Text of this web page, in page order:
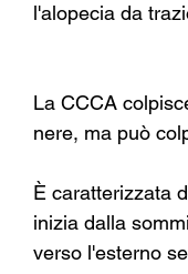
l'alopecia da
La CCCA
nere, ma può
È caratterizzata
inizia dalla
verso l'esterno